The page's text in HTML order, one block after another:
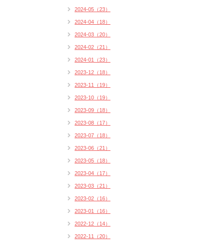
2024-05（23）
2024-04（18）
2024-03（20）
2024-02（21）
2024-01（23）
2023-12（18）
2023-11（19）
2023-10（19）
2023-09（18）
2023-08（17）
2023-07（18）
2023-06（21）
2023-05（18）
2023-04（17）
2023-03（21）
2023-02（16）
2023-01（16）
2022-12（14）
2022-11（20）